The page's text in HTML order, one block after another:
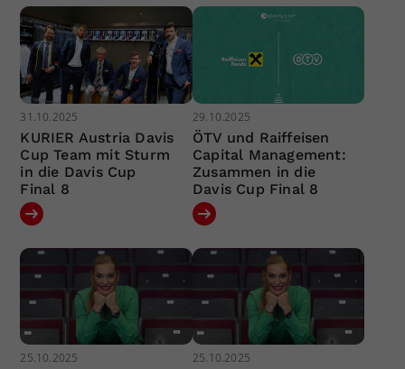
31.10.2025
KURIER Austria Davis
Cup Team mit Sturm
in die Davis Cup
Final 8
29.10.2025
ÖTV und Raiffeisen
Capital Management:
Zusammen in die
Davis Cup Final 8
25.10.2025 25.10.2025